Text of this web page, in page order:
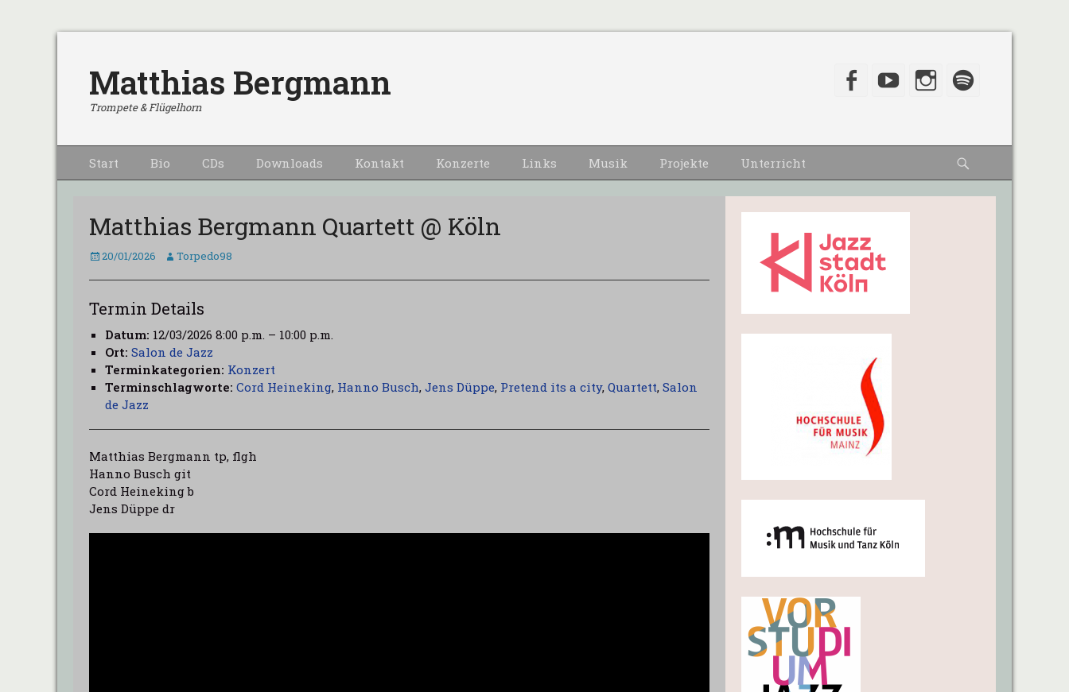
Matthias Bergmann
Trompete & Flügelhorn
Facebook
YouTubeInstagram
Primärmenu
zum
Start Bio CDs Downloads Kontakt Konzerte Links Musik Projekte Unterricht
Matthias Bergmann Quartett @ Köln
Veröffentlicht
20/01/2026 Autor
Torpedo98
Termin Details
Datum: 12/03/2026 8:00 p.m. – 10:00 p.m.
Ort: Salon de Jazz
Terminkategorien: Konzert
Terminschlagworte: Cord Heineking, Hanno Busch, Jens Düppe, Pretend its a city, Quartett, Salon
de Jazz
Matthias Bergmann tp, flgh
Hanno Busch git
Cord Heineking b
Jens Düppe dr